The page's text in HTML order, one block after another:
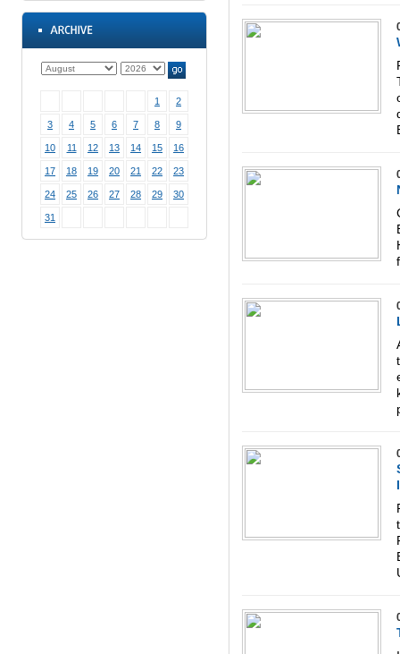
1 2
3 4 5 6 7 8 9
10 11 12 13 14 15 16
17 18 19 20 21 22 23
24 25 26 27 28 29 30
31